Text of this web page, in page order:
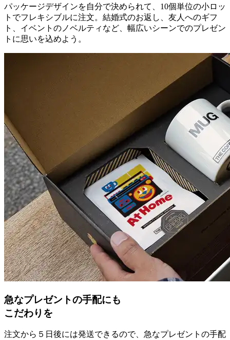
パッケージデザインを自分で決められて、10個単位の小ロッ
トでフレキシブルに注文。結婚式のお返し、友人へのギフ
ト、イベントのノベルティなど、幅広いシーンでのプレゼン
トに思いを込めよう。
急なプレゼントの手配にも
こだわりを
注文から５日後には発送できるので、急なプレゼントの手配